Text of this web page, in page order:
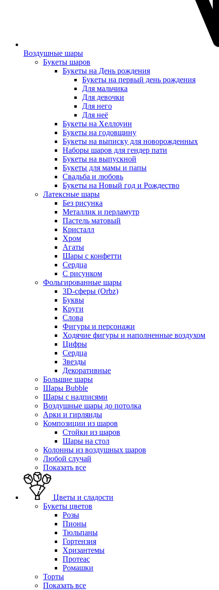
Воздушные шары
Букеты шаров
Букеты на День рождения
Букеты на первый день рождения
Для мальчика
Для девочки
Для него
Для неё
Букеты на Хеллоуин
Букеты на годовщину
Букеты на выписку для новорожденных
Наборы шаров для гендер пати
Букеты на выпускной
Букеты для мамы и папы
Свадьба и любовь
Букеты на Новый год и Рождество
Латексные шары
Без рисунка
Металлик и перламутр
Пастель матовый
Кристалл
Хром
Агаты
Шары с конфетти
Сердца
С рисунком
Фольгированные шары
3D-сферы (Orbz)
Буквы
Круги
Слова
Фигуры и персонажи
Ходячие фигуры и наполненные воздухом
Цифры
Сердца
Звезды
Декоративные
Большие шары
Шары Bubble
Шары с надписями
Воздушные шары до потолка
Арки и гирлянды
Композиции из шаров
Стойки из шаров
Шары на стол
Колонны из воздушных шаров
Любой случай
Показать все
Цветы и сладости
Букеты цветов
Розы
Пионы
Тюльпаны
Гортензия
Хризантемы
Протеас
Ромашки
Торты
Показать все